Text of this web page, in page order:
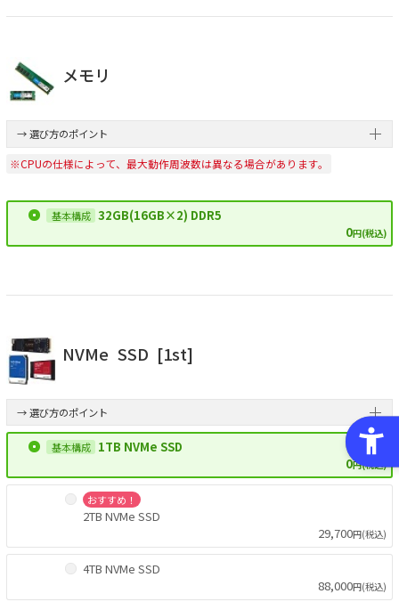
メモリ
→ 選び方のポイント
※CPUの仕様によって、最大動作周波数は異なる場合があります。
32GB(16GB×2) DDR5
0円(税込)
NVMe SSD [1st]
→ 選び方のポイント
1TB NVMe SSD
0円(税込)
おすすめ！
2TB NVMe SSD
29,700円(税込)
4TB NVMe SSD
88,000円(税込)